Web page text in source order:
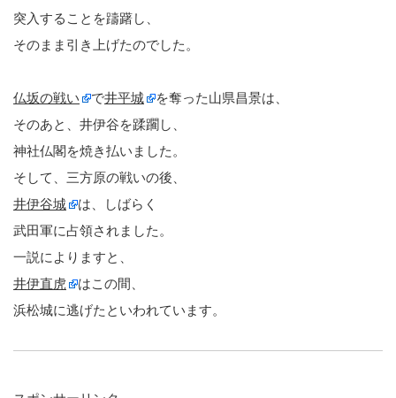
突入することを躊躇し、
そのまま引き上げたのでした。
仏坂の戦い で井平城
を奪った山県昌景は、
そのあと、井伊谷を蹂躙し、
神社仏閣を焼き払いました。
そして、三方原の戦いの後、
井伊谷城
は、しばらく
武田軍に占領されました。
一説によりますと、
井伊直虎
はこの間、
浜松城に逃げたといわれています。